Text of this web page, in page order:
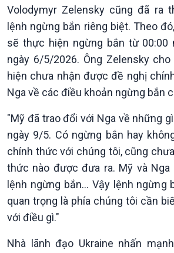
Xã hội
Tin Đời sống & Xã hội
360 độ Sức khỏe
Chuyển đổi Xanh
Tài nguyên và Môi trường
Chuyên gia của bạn
Xã hội chuyển động
Bước chân đến trường
Khoa
Tin
Kết nối
Sống
khí hậu
Volodymyr Zelensky cũng đã ra
lệnh ngừng bắn riêng biệt. Theo
sẽ thực hiện ngừng bắn từ 00:00
ngày 6/5/2026. Ông Zelensky cho
hiện chưa nhận được đề nghị
Nga về các điều khoản ngừng bắn
"Mỹ đã trao đổi với Nga về những
ngày 9/5. Có ngừng bắn hay
chính thức với chúng tôi, cũng
thức nào được đưa ra. Mỹ và
lệnh ngừng bắn... Vậy lệnh ngừng
quan trọng là phía chúng tôi cần
với điều gì."
Nhà lãnh đạo Ukraine nhấn